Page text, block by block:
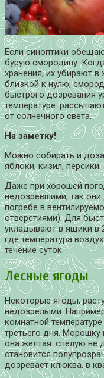
Если синоптики
бурую смородину.
хранения, их убирают в
близкой к нулю,
быстрого дозревания
температуре:
от солнечного света.
На заметку!
Можно собирать и
яблоки, кизил, персики.
Даже при хорошей
недозревшими, так
погребе в
отверстиями). Для
укладывают в ящики в
где температура
течение суток.
Лесные ягоды
Некоторые ягоды,
недозрелыми.
комнатной
третьего дня. Морошку
она желтая: спелую не
становится
дозревает клюква, в